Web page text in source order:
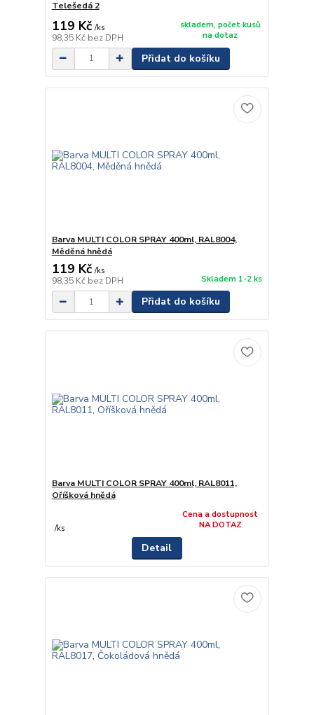
Telešedá 2
119 Kč /ks
98,35 Kč bez DPH
skladem, počet kusů
na dotaz
Přidat do košíku
Barva MULTI COLOR SPRAY 400ml, RAL8004,
Měděná hnědá
119 Kč /ks
98,35 Kč bez DPH Skladem 1-2 ks
Přidat do košíku
Barva MULTI COLOR SPRAY 400ml, RAL8011,
Oříšková hnědá
/ks
Cena a dostupnost
NA DOTAZ
Detail